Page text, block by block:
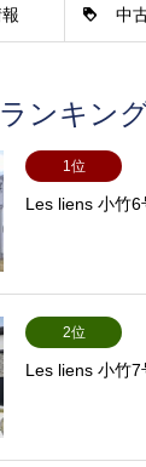
中
ンキン
1位
Les liens 小竹6
2位
Les liens 小竹7